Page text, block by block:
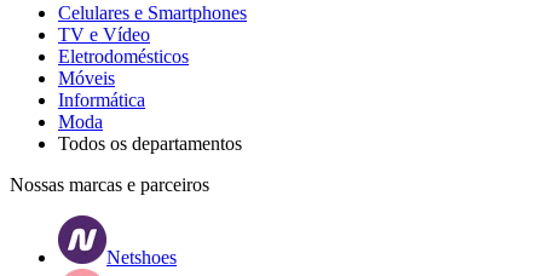
Celulares e Smartphones
TV e Vídeo
Eletrodomésticos
Móveis
Informática
Moda
Todos os departamentos
Nossas marcas e parceiros
Netshoes